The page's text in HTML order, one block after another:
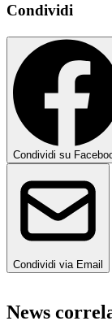
Condividi
Condividi su
Condividi via Email
News